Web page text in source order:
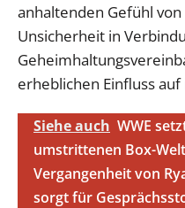
anhaltenden Gefühl
Unsicherheit in
erheblichen Einfluss
Siehe auch WWE
umstrittenen Box-
Vergangenheit von
sorgt für